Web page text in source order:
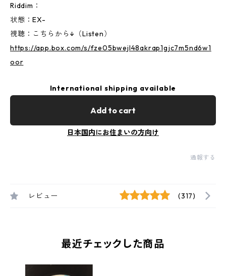
Riddim：
状態：EX-
視聴：こちらから↓（Listen）
https://app.box.com/s/fze05bwejl48akrap1gjc7m5nd6w1
oor
International shipping available
Add to cart
日本国内にお住まいの方向け
通報する
レビュー (317)
最近チェックした商品